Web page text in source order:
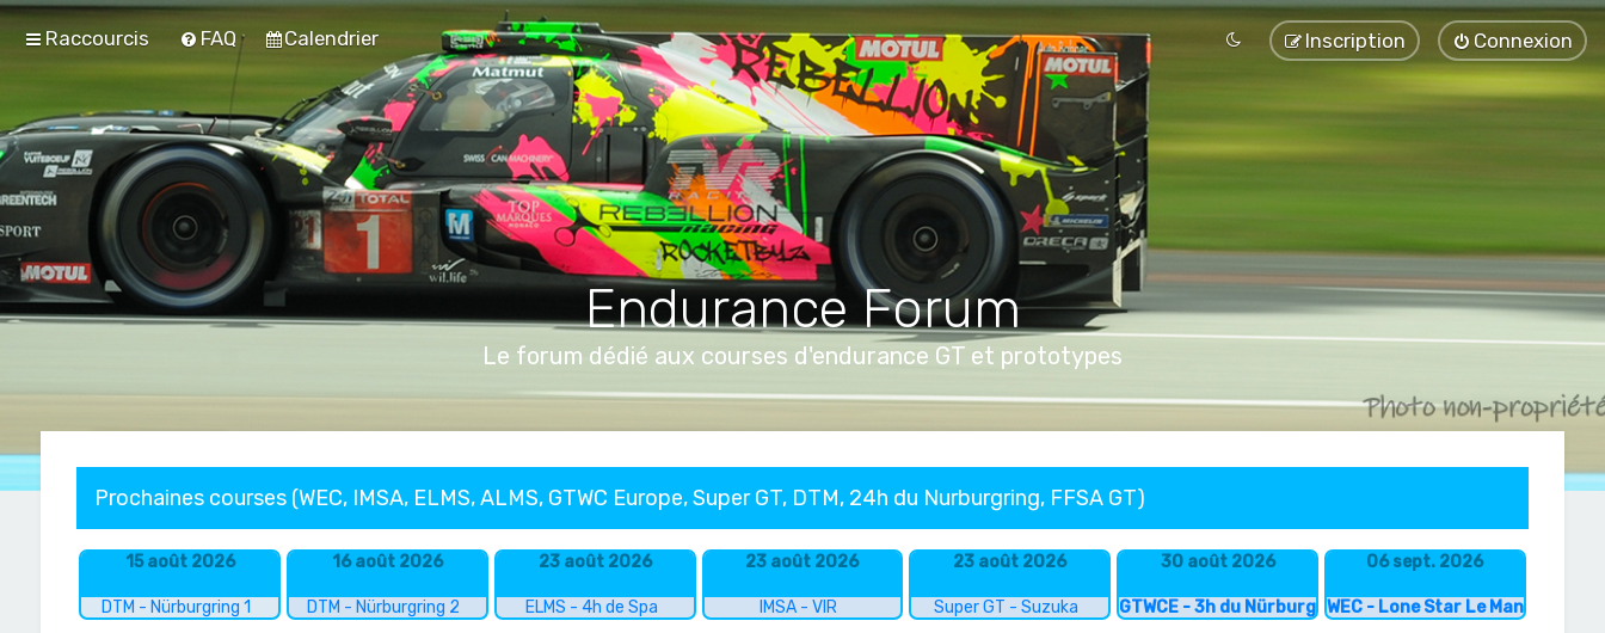
Raccourcis FAQ Calendrier Connexion
Inscription
Endurance Forum
Le forum dédié aux courses d'endurance GT et prototypes
Prochaines courses (WEC, IMSA, ELMS, ALMS, GTWC Europe, Super GT, DTM, 24h du Nurburgring, FFSA GT)
15 août 2026
DTM - Nürburgring 1
16 août 2026
DTM - Nürburgring 2
23 août 2026
ELMS - 4h de Spa
23 août 2026
IMSA - VIR
23 août 2026
Super GT - Suzuka
30 août 2026
GTWCE - 3h du Nürburgring
06 sept. 2026
WEC - Lone Star Le Mans